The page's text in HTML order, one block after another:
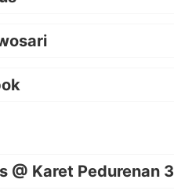
@ Karet Pedurenan 3